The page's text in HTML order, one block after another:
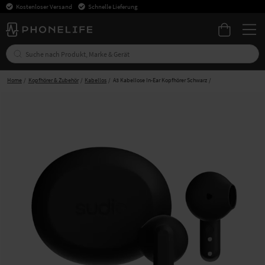
Kostenloser Versand Schnelle Lieferung
Home Kopfhörer & Zubehör Kabellos A3 Kabellose In-Ear Kopfhörer Schwarz